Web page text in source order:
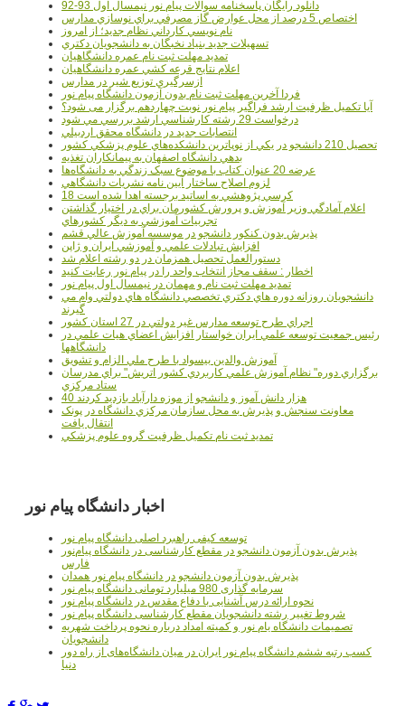
دانلود رایگان پاسخنامه سوالات پیام نور نیمسال اول 93-92
اختصاص 5 درصد از محل عوارض گاز مصرفي براي نوسازي مدارس
نام نويسي کارداني نظام جديد؛ از امروز
تسهيلات جديد بنياد نخبگان به دانشجويان دکتري
تمديد مهلت ثبت نام عمره دانشگاهيان
اعلام نتايج قرعه کشي عمره دانشگاهيان
ازسرگيري توزيع شير در مدارس
فردا آخرین مهلت ثبت نام بدون آزمون دانشگاه پیام نور
آیا تکمیل ظرفیت ارشد فراگیر پیام نور نوبت چهاردهم برگزار می شود؟
درخواست 29 رشته کارشناسي ارشد بررسي مي شود
انتصابات جديد در دانشگاه محقق اردبيلي
تحصيل 210 دانشجو در يکي از نوپاترين دانشکده‌هاي علوم پزشکي کشور
بدهي دانشگاه اصفهان به پيمانکاران تغذيه
عرضه 20 عنوان کتاب با موضوع سبک زندگي به دانشگاه‌ها
لزوم اصلاح ساختار آيين نامه نشريات دانشگاهي
18 کرسي پژوهشي به اساتيد برجسته اهدا شده است
اعلام آمادگي وزير آموزش و پرورش کشورمان براي در اختيار گذاشتن
تجربيات آموزشي به ديگر کشورهاي
پذيرش بدون کنکور دانشجو در موسسه آموزش عالي قشم
افزايش تبادلات علمي و آموزشي ايران و ژاپن
دستورالعمل تحصیل همزمان در دو رشته اعلام شد
اخطار : سقف مجاز انتخاب واحد را در پیام نور رعایت کنید
تمدید مهلت ثبت نام و مهمان در نیمسال اول پیام نور
دانشجويان روزانه دوره هاي دكتري تخصصي دانشگاه هاي دولتي وام مي
گيرند
اجراي طرح توسعه مدارس غير دولتي در 27 استان کشور
رئيس جمعيت توسعه علمي ايران خواستار افزايش اعضاي هيات علمي در
دانشگاهها
آموزش والدين بيسواد با طرح ملي الزام و تشويق
برگزاري دوره" نظام آموزش علمي كاربردي كشور اتريش" براي مدرسان
ستاد مرکزي
40 هزار دانش آموز و دانشجو از موزه دارآباد بازديد کردند
معاونت سنجش و پذيرش به محل سازمان مرکزي دانشگاه در پونک
انتقال يافت
تمديد ثبت نام تکميل ظرفيت گروه علوم پزشکي
اخبار دانشگاه پیام نور
توسعه کیفی راهبرد اصلی دانشگاه پیام نور
پذیرش بدون آزمون دانشجو در مقطع کارشناسی در دانشگاه پیام‌نور
فارس
پذیرش بدون آزمون دانشجو در دانشگاه پیام نور همدان
سرمایه گذاری 980 میلیارد تومانی دانشگاه پیام نور
نحوه ارائه درس آشنایی با دفاع مقدس در دانشگاه پیام نور
شروط تغییر رشته دانشجویان مقطع کارشناسی دانشگاه پیام نور
تصمیمات دانشگاه یام نور و کمیته امداد درباره نحوه پرداخت شهریه
دانشجویان
کسب رتبه ششم دانشگاه پیام نور ایران در میان دانشگاه‌های از راه دور
دنیا